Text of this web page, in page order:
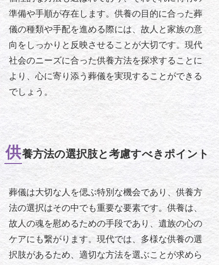
準備や手順が存在します。供養の目的に合った葬
儀の種類や手配を進める際には、故人と家族の意
向をしっかりと反映させることが大切です。現代
社会のニーズに合った供養方法を探求することに
より、心に寄り添う葬儀を実現することができる
でしょう。
供養方法の選択肢と考慮すべきポイント
葬儀は大切な人を偲ぶ特別な機会であり、供養方
法の選択はその中でも重要な要素です。供養は、
故人の魂を慰めるための手段であり、遺族の心の
ケアにも繋がります。現代では、多様な供養の選
択肢があるため、適切な方法を選ぶことが求めら